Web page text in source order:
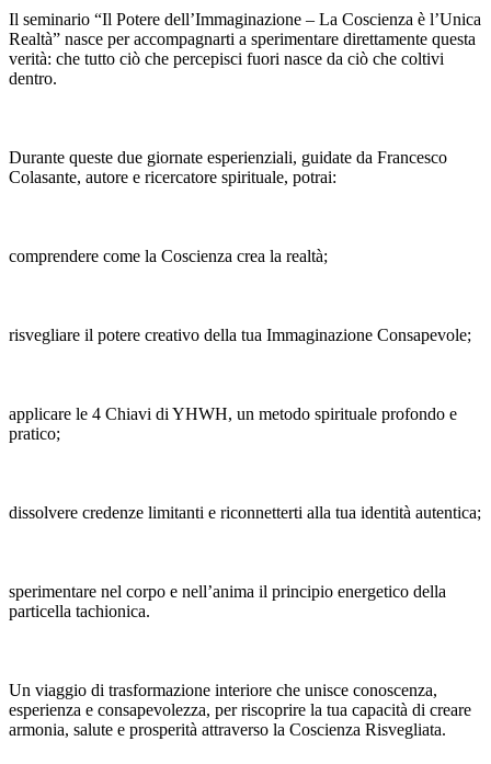
Il seminario “Il Potere dell’Immaginazione – La Coscienza è l’Unica
Realtà” nasce per accompagnarti a sperimentare direttamente questa
verità: che tutto ciò che percepisci fuori nasce da ciò che coltivi
dentro.
Durante queste due giornate esperienziali, guidate da Francesco
Colasante, autore e ricercatore spirituale, potrai:
comprendere come la Coscienza crea la realtà;
risvegliare il potere creativo della tua Immaginazione Consapevole;
applicare le 4 Chiavi di YHWH, un metodo spirituale profondo e
pratico;
dissolvere credenze limitanti e riconnetterti alla tua identità autentica;
sperimentare nel corpo e nell’anima il principio energetico della
particella tachionica.
Un viaggio di trasformazione interiore che unisce conoscenza,
esperienza e consapevolezza, per riscoprire la tua capacità di creare
armonia, salute e prosperità attraverso la Coscienza Risvegliata.